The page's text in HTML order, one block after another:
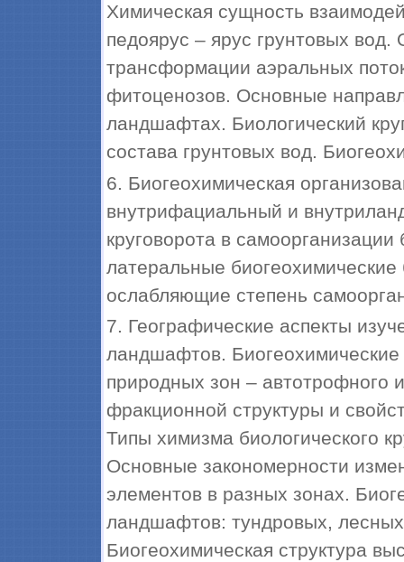
Химическая сущность
педоярус – ярус грунтовых вод.
трансформации аэральных
фитоценозов. Основные
ландшафтах. Биологический
состава грунтовых вод.
6. Биогеохимическая
внутрифациальный и
круговорота в
латеральные
ослабляющие степень
7. Географические аспекты
ландшафтов.
природных зон – автотрофного
фракционной структуры и
Типы химизма биологического
Основные закономерности
элементов в разных зонах.
ландшафтов: тундровых,
Биогеохимическая структура